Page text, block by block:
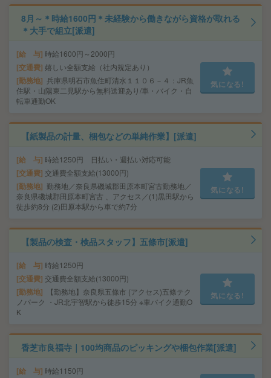
8月～＊時給1600円＊未経験から働きながら資格が取れる
＊大手で組立[派遣]
給 与 時給1600円～2000円
交通費 嬉しい全額支給（社内規定あり）
勤務地 兵庫県明石市魚住町清水１１０６－４：JR魚
住駅・山陽東二見駅から無料送迎あり/車・バイク・自
転車通勤OK
気になる!
【紙製品の計量、梱包などの単純作業】[派遣]
給 与 時給1250円 日払い・週払い対応可能
交通費 交通費全額支給(13000円)
勤務地 勤務地／奈良県磯城郡田原本町宮古勤務地／
奈良県磯城郡田原本町宮古 、アクセス／(1)黒田駅から
徒歩約8分 (2)田原本駅から車で約7分
気になる!
【製品の検査・検品スタッフ】五條市[派遣]
給 与 時給1250円
交通費 交通費全額支給(13000円)
勤務地
【勤務地】奈良県五條市 (アクセス)五條テク
ノパーク ・JR北宇智駅から徒歩15分 ※車バイク通勤O
K
気になる!
香芝市良福寺｜100均商品のピッキングや梱包作業[派遣]
給 与 時給1150円